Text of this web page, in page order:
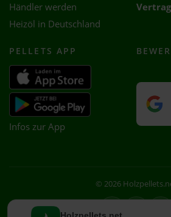
Holzpellets.net
Händler werden
Heizöl in Deutschland
PELLETS APP
Infos zur App
© 2026
Facebook